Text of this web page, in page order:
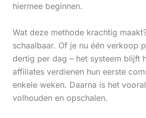
hiermee beginnen.
Wat deze methode krachtig
schaalbaar. Of je nu één verkoop
dertig per dag – het systeem blijft
affiliates verdienen hun eerste
enkele weken. Daarna is het
volhouden en opschalen.